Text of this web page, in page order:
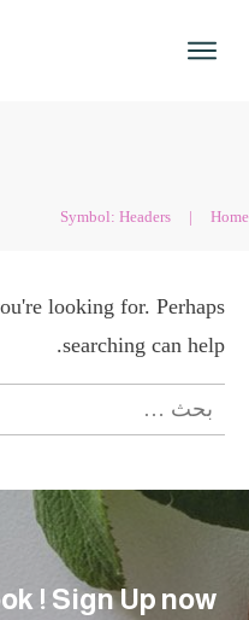
Home
|
Symbol: Headers
looking for. Perhaps
searching can help.
البحث
عن:
! Sign Up now